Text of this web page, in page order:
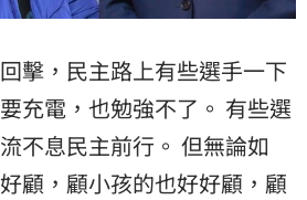
擊，民主路上有些選手一下
充電，也勉強不了。 有些選
不息民主前行。 但無論如
顧，顧小孩的也好好顧，顧